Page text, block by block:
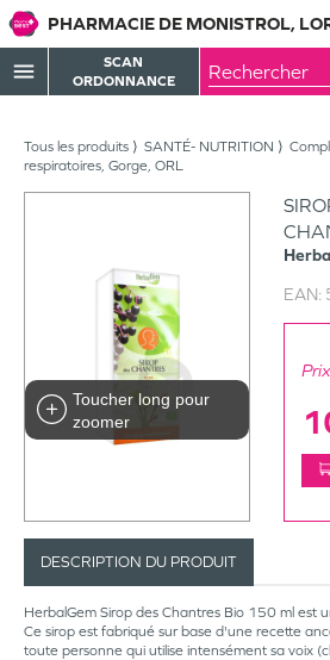
PHARMACIE DE MONISTROL,
menu
SCAN
ORDONNANCE
Tous les produits SANTÉ- NUTRITION
respiratoires, Gorge, ORL
Toucher long pour
zoomer
EAN:
DESCRIPTION DU PRODUIT
HerbalGem Sirop des Chantres Bio 150 ml est
Ce sirop est fabriqué sur base d'une recette
toute personne qui utilise intensément sa voix